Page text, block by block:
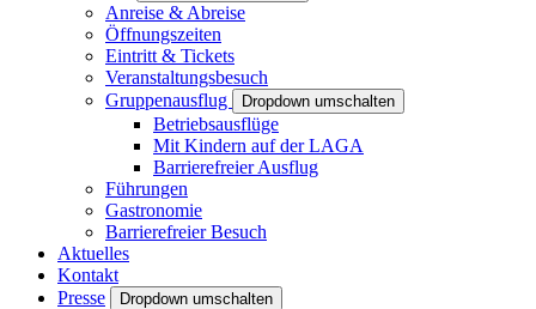
Anreise & Abreise
Öffnungszeiten
Eintritt & Tickets
Veranstaltungsbesuch
Gruppenausflug
Dropdown umschalten
Betriebsausflüge
Mit Kindern auf der LAGA
Barrierefreier Ausflug
Führungen
Gastronomie
Barrierefreier Besuch
Aktuelles
Kontakt
Presse
Dropdown umschalten